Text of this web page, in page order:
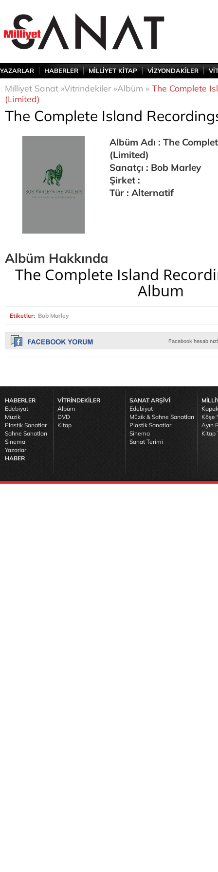
YAZARLAR HABERLER MİLLİYET KİTAP VİZYONDAKİLER
Milliyet Sanat »Vitrindekiler »Albüm » The Complete
(Limited)
The Complete Island
Albüm Adı : The
(Limited)
Sanatçı : Bob Marley
Şirket :
Tür : Alternatif
Albüm Hakkında
The Complete Island
Album
Etiketler: Bob Marley
HABERLER
Edebiyat
Müzik
Plastik Sanatlar
Sahne Sanatları
Sinema
Yazarlar
HABER
VİTRİNDEKİLER
Albüm
DVD
Kitap
SANAT ARŞİVİ
Edebiyat
Müzik & Sahne Sanatları
Plastik Sanatlar
Sinema
Sanat Terimi
Köşe
Ayın
Kitap